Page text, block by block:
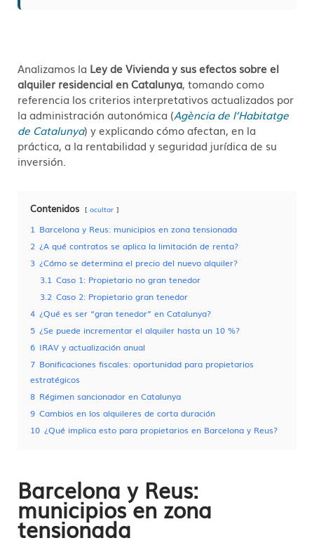
Analizamos la Ley de Vivienda y sus efectos sobre el
alquiler residencial en Catalunya, tomando como
referencia los criterios interpretativos actualizados por
la administración autonómica (Agència de l’Habitatge
de Catalunya) y explicando cómo afectan, en la
práctica, a la rentabilidad y seguridad jurídica de su
inversión.
Contenidos ocultar
1 Barcelona y Reus: municipios en zona tensionada
2 ¿A qué contratos se aplica la limitación de renta?
3 ¿Cómo se determina el precio del nuevo alquiler?
3.1 Caso 1: Propietario no gran tenedor
3.2 Caso 2: Propietario gran tenedor
4 ¿Qué es ser “gran tenedor” en Catalunya?
5 ¿Se puede incrementar el alquiler hasta un 10 %?
6 IRAV y actualización anual
7 Bonificaciones fiscales: oportunidad para propietarios
estratégicos
8 Régimen sancionador en Catalunya
9 Cambios en los alquileres de corta duración
10 ¿Qué implica esto para propietarios en Barcelona y Reus?
Barcelona y Reus:
municipios en zona
tensionada